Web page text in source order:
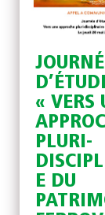
« VERS
PLURI-
E DU